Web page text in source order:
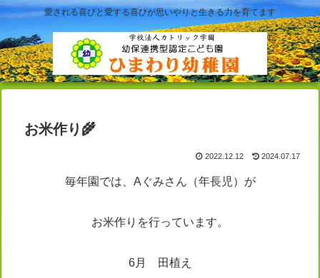
愛される喜びと愛する喜びが思いやりと生きる力を育てます
お米作り🌾
2022.12.12 2024.07.17
毎年園では、Aぐみさん（年長児）が
お米作りを行っています。
6月 田植え